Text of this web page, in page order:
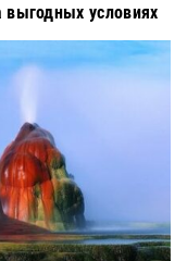
выгодных условиях